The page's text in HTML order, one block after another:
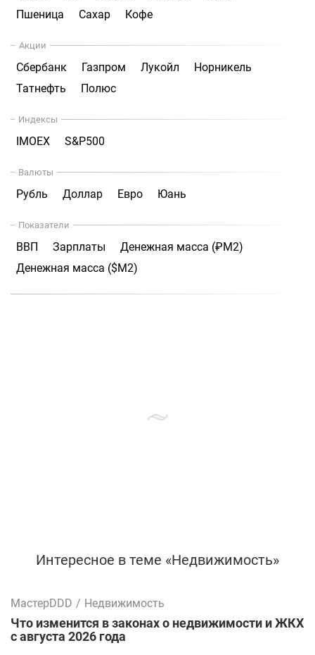
Пшеница
Сахар Кофе
Акции
Сбербанк Газпром Лукойл
Норникель
Татнефть
Полюс
Индексы
IMOEX S&P500
Валюты
Рубль Доллар Евро Юань
Показатели
ВВП Зарплаты
Денежная масса (₽М2)
Денежная масса ($М2)
Интересное в теме «Недвижимость»
МастерDDD / Недвижимость
Что изменится в законах о недвижимости и ЖКХ
с августа 2026 года